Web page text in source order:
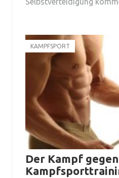
KAMPFSPORT
Der Kampf